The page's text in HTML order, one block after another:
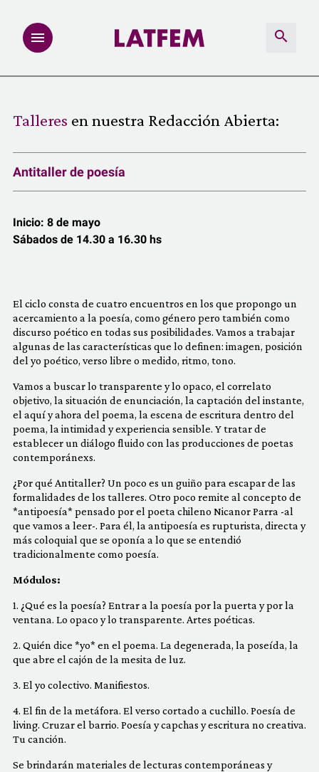
MULTIMEDIA
COMUNIDAD
QUIÉNES SOMOS
Talleres en nuestra Redacción Abierta:
Antitaller de poesía
Inicio: 8 de mayo
Sábados de 14.30 a 16.30 hs
El ciclo consta de cuatro encuentros en los que propongo un
acercamiento a la poesía, como género pero también como
discurso poético en todas sus posibilidades. Vamos a trabajar
algunas de las características que lo definen: imagen, posición
del yo poético, verso libre o medido, ritmo, tono.
Vamos a buscar lo transparente y lo opaco, el correlato
objetivo, la situación de enunciación, la captación del instante,
el aquí y ahora del poema, la escena de escritura dentro del
poema, la intimidad y experiencia sensible. Y tratar de
establecer un diálogo fluido con las producciones de poetas
contemporánexs.
¿Por qué Antitaller? Un poco es un guiño para escapar de las
formalidades de los talleres. Otro poco remite al concepto de
*antipoesía* pensado por el poeta chileno Nicanor Parra -al
que vamos a leer-. Para él, la antipoesía es rupturista, directa y
más coloquial que se oponía a lo que se entendió
tradicionalmente como poesía.
Módulos:
1. ¿Qué es la poesía? Entrar a la poesía por la puerta y por la
ventana. Lo opaco y lo transparente. Artes poéticas.
2. Quién dice *yo* en el poema. La degenerada, la poseída, la
que abre el cajón de la mesita de luz.
3. El yo colectivo. Manifiestos.
4. El fin de la metáfora. El verso cortado a cuchillo. Poesía de
living. Cruzar el barrio. Poesía y capchas y escritura no creativa.
Tu canción.
Se brindarán materiales de lecturas contemporáneas y